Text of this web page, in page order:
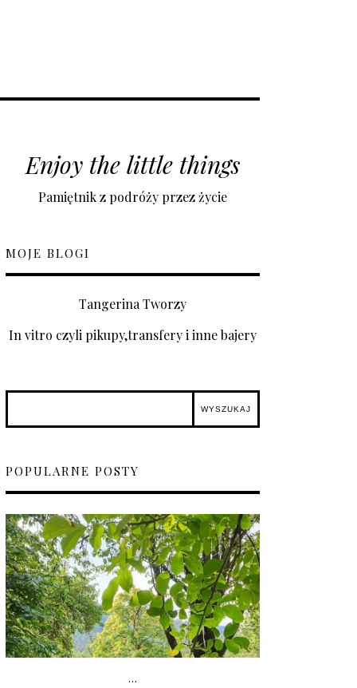
Enjoy the little things
Pamiętnik z podróży przez życie
MOJE BLOGI
Tangerina Tworzy
In vitro czyli pikupy,transfery i inne bajery
POPULARNE POSTY
...